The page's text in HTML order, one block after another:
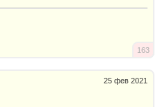
163
25 фев 2021